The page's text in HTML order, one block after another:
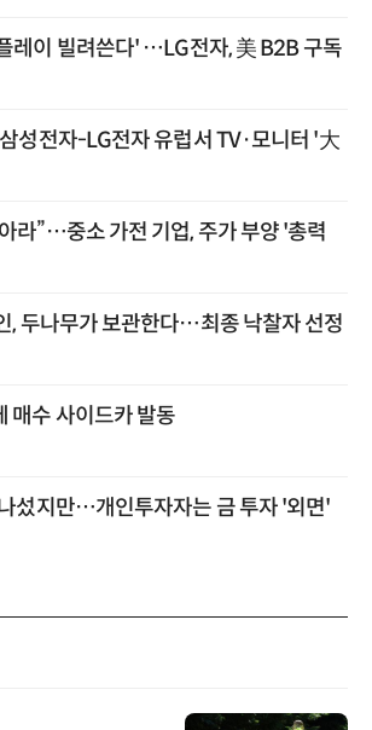
레이 빌려쓴다' …LG전자, 美 B2B 구독
성전자-LG전자 유럽서 TV·모니터 '大
라”…중소 가전 기업, 주가 부양 '총력
, 두나무가 보관한다…최종 낙찰자 선정
매수 사이드카 발동
섰지만…개인투자자는 금 투자 '외면'